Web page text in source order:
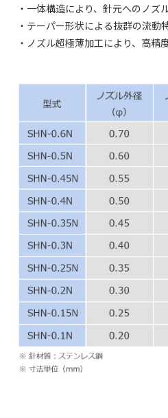
・一体構造により、針元へのノズ
・テーパー形状による抜群の流動
・ノズル超極薄加工により、高精